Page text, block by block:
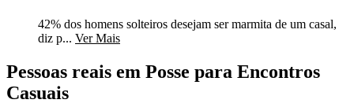
42% dos homens solteiros desejam ser marmita de um casal,
diz p... Ver Mais
Pessoas reais em Posse para Encontros
Casuais